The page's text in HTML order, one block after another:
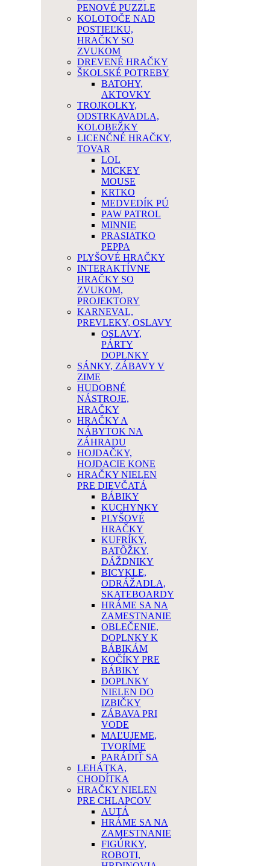
PENOVÉ PUZZLE
KOLOTOČE NAD
POSTIEĽKU,
HRAČKY SO
ZVUKOM
DREVENÉ HRAČKY
ŠKOLSKÉ POTREBY
BATOHY,
AKTOVKY
TROJKOLKY,
ODSTRKAVADLA,
KOLOBEŽKY
LICENČNÉ HRAČKY,
TOVAR
LOL
MICKEY
MOUSE
KRTKO
MEDVEDÍK PÚ
PAW PATROL
MINNIE
PRASIATKO
PEPPA
PLYŠOVÉ HRAČKY
INTERAKTÍVNE
HRAČKY SO
ZVUKOM,
PROJEKTORY
KARNEVAL,
PREVLEKY, OSLAVY
OSLAVY,
PÁRTY
DOPLNKY
SÁNKY, ZÁBAVY V
ZIME
HUDOBNÉ
NÁSTROJE,
HRAČKY
HRAČKY A
NÁBYTOK NA
ZÁHRADU
HOJDAČKY,
HOJDACIE KONE
HRAČKY NIELEN
PRE DIEVČATÁ
BÁBIKY
KUCHYNKY
PLYŠOVÉ
HRAČKY
KUFRÍKY,
BATÔŽKY,
DÁŽDNIKY
BICYKLE,
ODRÁŽADLA,
SKATEBOARDY
HRÁME SA NA
ZAMESTNANIE
OBLEČENIE,
DOPLNKY K
BÁBIKÁM
KOČÍKY PRE
BÁBIKY
DOPLNKY
NIELEN DO
IZBIČKY
ZÁBAVA PRI
VODE
MAĽUJEME,
TVORÍME
PARÁDIŤ SA
LEHÁTKA,
CHODÍTKA
HRAČKY NIELEN
PRE CHLAPCOV
AUTÁ
HRÁME SA NA
ZAMESTNANIE
FIGÚRKY,
ROBOTI,